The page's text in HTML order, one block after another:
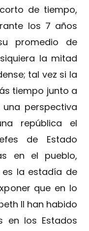
de tiempo,
los 7 años
promedio de
la mitad
tal vez si la
tiempo junto a
perspectiva
república el
de Estado
en el pueblo,
la estadía de
que en lo
II han habido
en los Estados